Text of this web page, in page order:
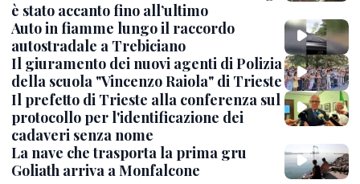
è stato accanto fino all’ultimo
Auto in fiamme lungo il raccordo
autostradale a Trebiciano
Il giuramento dei nuovi agenti di Polizia
della scuola "Vincenzo Raiola" di Trieste
Il prefetto di Trieste alla conferenza sul
protocollo per l'identificazione dei
cadaveri senza nome
La nave che trasporta la prima gru
Goliath arriva a Monfalcone